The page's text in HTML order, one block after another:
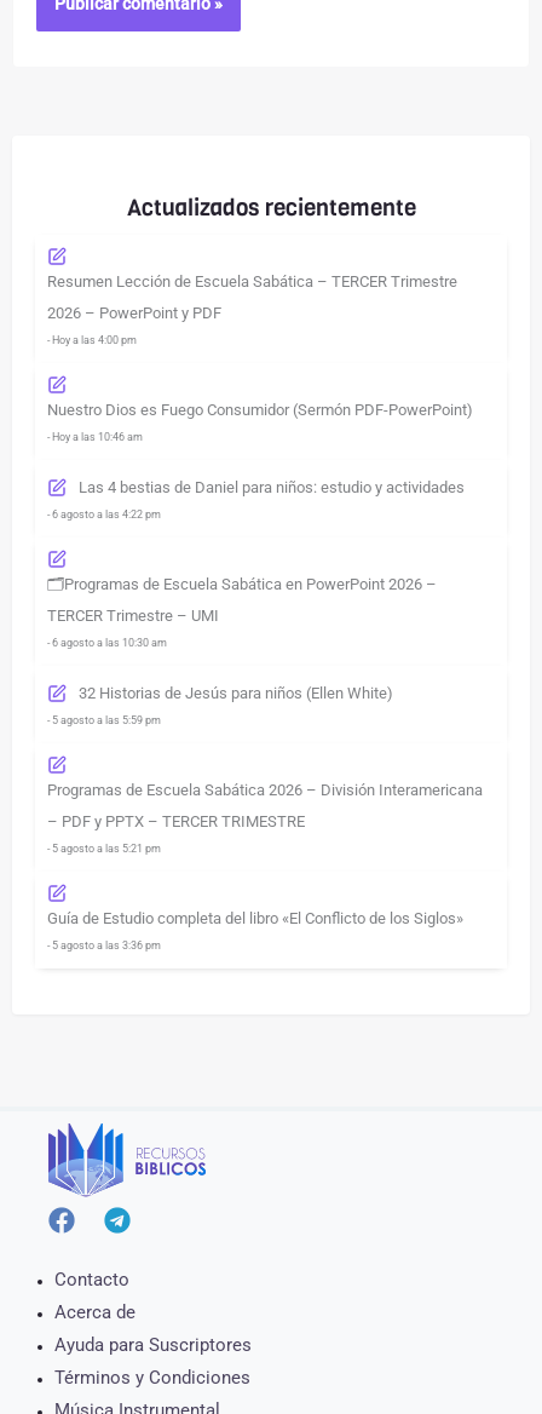
Actualizados recientemente
Resumen Lección de Escuela Sabática – TERCER Trimestre
2026 – PowerPoint y PDF
- Hoy a las 4:00 pm
Nuestro Dios es Fuego Consumidor (Sermón PDF-PowerPoint)
- Hoy a las 10:46 am
Las 4 bestias de Daniel para niños: estudio y actividades
- 6 agosto a las 4:22 pm
🗂️Programas de Escuela Sabática en PowerPoint 2026 –
TERCER Trimestre – UMI
- 6 agosto a las 10:30 am
32 Historias de Jesús para niños (Ellen White)
- 5 agosto a las 5:59 pm
Programas de Escuela Sabática 2026 – División Interamericana
– PDF y PPTX – TERCER TRIMESTRE
- 5 agosto a las 5:21 pm
Guía de Estudio completa del libro «El Conflicto de los Siglos»
- 5 agosto a las 3:36 pm
Contacto
Acerca de
Ayuda para Suscriptores
Términos y Condiciones